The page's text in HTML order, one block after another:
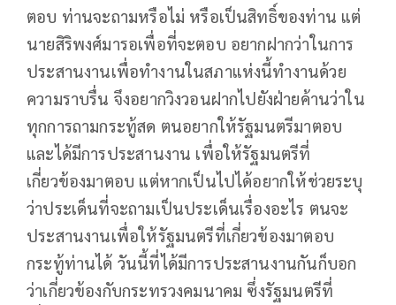
ตอบ ท่านจะถามหรือไม่ หรือเป็นสิทธิ์ของท่าน แต่
นายสิริพงศ์มารอเพื่อที่จะตอบ อยากฝากว่าในการ
ประสานงานเพื่อทำงานในสภาแห่งนี้ทำงานด้วย
ความราบรื่น จึงอยากวิงวอนฝากไปยังฝ่ายค้านว่าใน
ทุกการถามกระทู้สด ตนอยากให้รัฐมนตรีมาตอบ
และได้มีการประสานงาน เพื่อให้รัฐมนตรีที่
เกี่ยวข้องมาตอบ แต่หากเป็นไปได้อยากให้ช่วยระบุ
ว่าประเด็นที่จะถามเป็นประเด็นเรื่องอะไร ตนจะ
ประสานงานเพื่อให้รัฐมนตรีที่เกี่ยวข้องมาตอบ
กระทู้ท่านได้ วันนี้ที่ได้มีการประสานงานกันก็บอก
ว่าเกี่ยวข้องกับกระทรวงคมนาคม ซึ่งรัฐมนตรีที่